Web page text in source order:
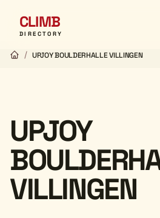
CLIMB
DIRECTORY
/ UPJOY BOULDERHALLE VILLINGEN
UPJOY
VILLINGEN